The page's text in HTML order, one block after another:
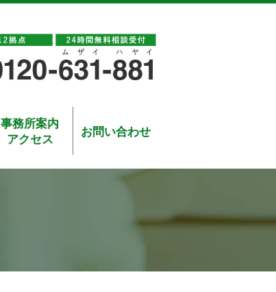
事務所案内
アクセス
お問い合わせ